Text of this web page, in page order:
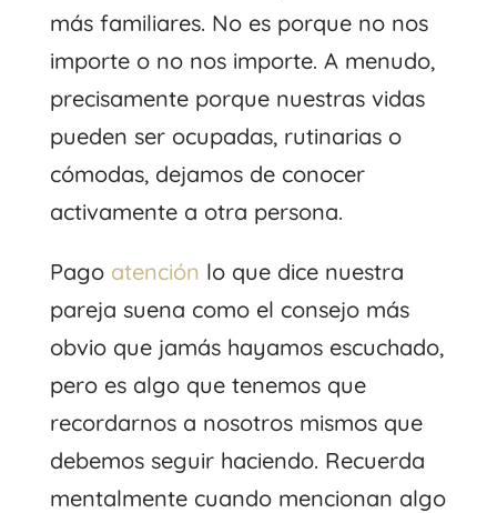
más familiares. No es porque no nos
importe o no nos importe. A menudo,
precisamente porque nuestras vidas
pueden ser ocupadas, rutinarias o
cómodas, dejamos de conocer
activamente a otra persona.
Pago atención lo que dice nuestra
pareja suena como el consejo más
obvio que jamás hayamos escuchado,
pero es algo que tenemos que
recordarnos a nosotros mismos que
debemos seguir haciendo. Recuerda
mentalmente cuando mencionan algo